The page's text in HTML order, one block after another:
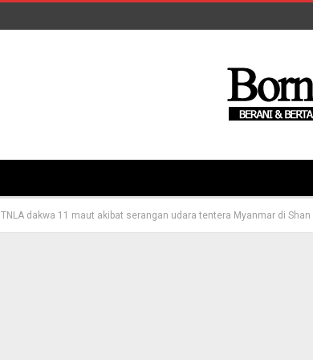
TNLA dakwa 11 maut akibat serangan udara tentera Myanmar di Shan